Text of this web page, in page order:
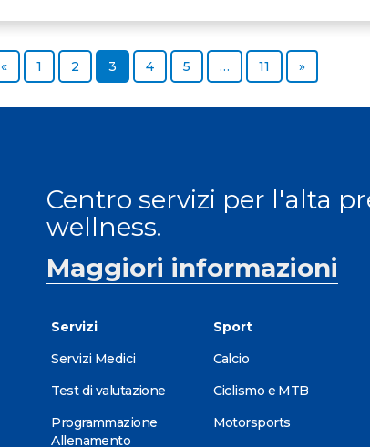
«Previous page
Page
1 Page
2 Page
3 Page
4 Page
5 … Page
11 »Next page
Centro servizi per l'alta
wellness.
Maggiori informazioni
Servizi
Servizi Medici
Test di valutazione
Programmazione
Allenamento
Sport
Calcio
Ciclismo e MTB
Motorsports